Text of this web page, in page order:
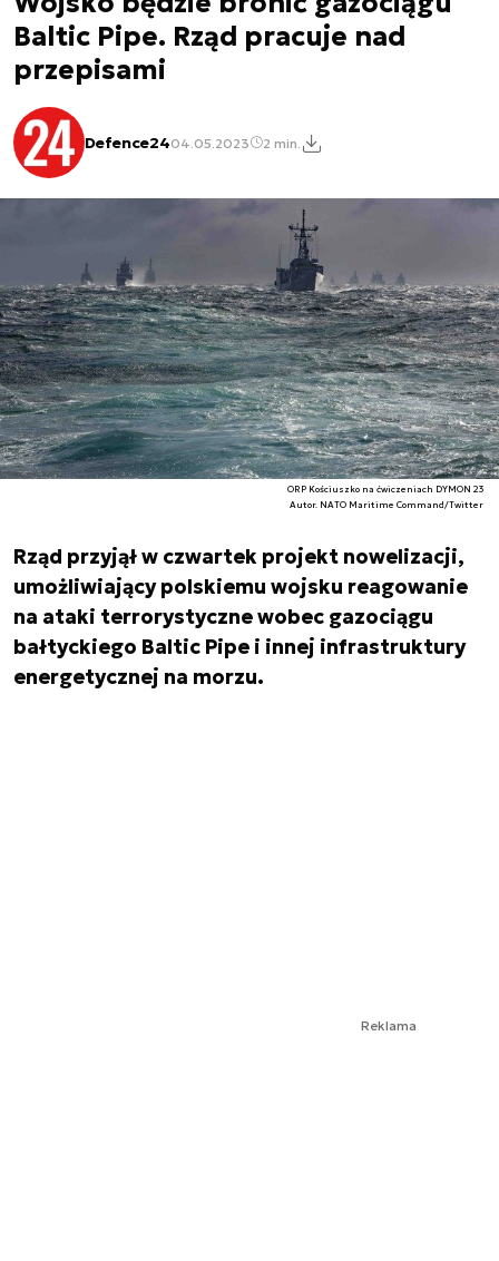
Baltic Pipe. Rząd pracuje nad
przepisami
Defence2404.05.2023 2 min.
ORP Kościuszko na ćwiczeniach DYMON 23
Autor. NATO Maritime Command/Twitter
Rząd przyjął w czwartek projekt nowelizacji,
umożliwiający polskiemu wojsku reagowanie
na ataki terrorystyczne wobec gazociągu
bałtyckiego Baltic Pipe i innej infrastruktury
energetycznej na morzu.
Reklama